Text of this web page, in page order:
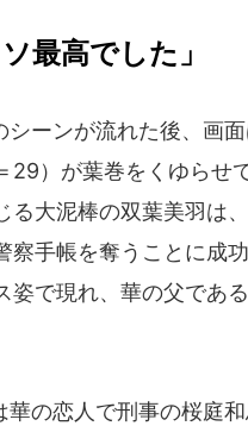
最高でした」
ーンが流れた後、画
29）が葉巻をくゆらせ
る大泥棒の双葉美羽は
察手帳を奪うことに成
姿で現れ、華の父であ
の恋人で刑事の桜庭